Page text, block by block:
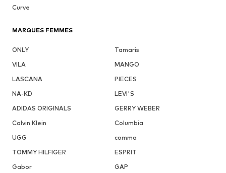
Curve
MARQUES FEMMES
ONLY
Tamaris
VILA
MANGO
LASCANA
PIECES
NA-KD
LEVI'S
ADIDAS ORIGINALS
GERRY WEBER
Calvin Klein
Columbia
UGG
comma
TOMMY HILFIGER
ESPRIT
Gabor
GAP